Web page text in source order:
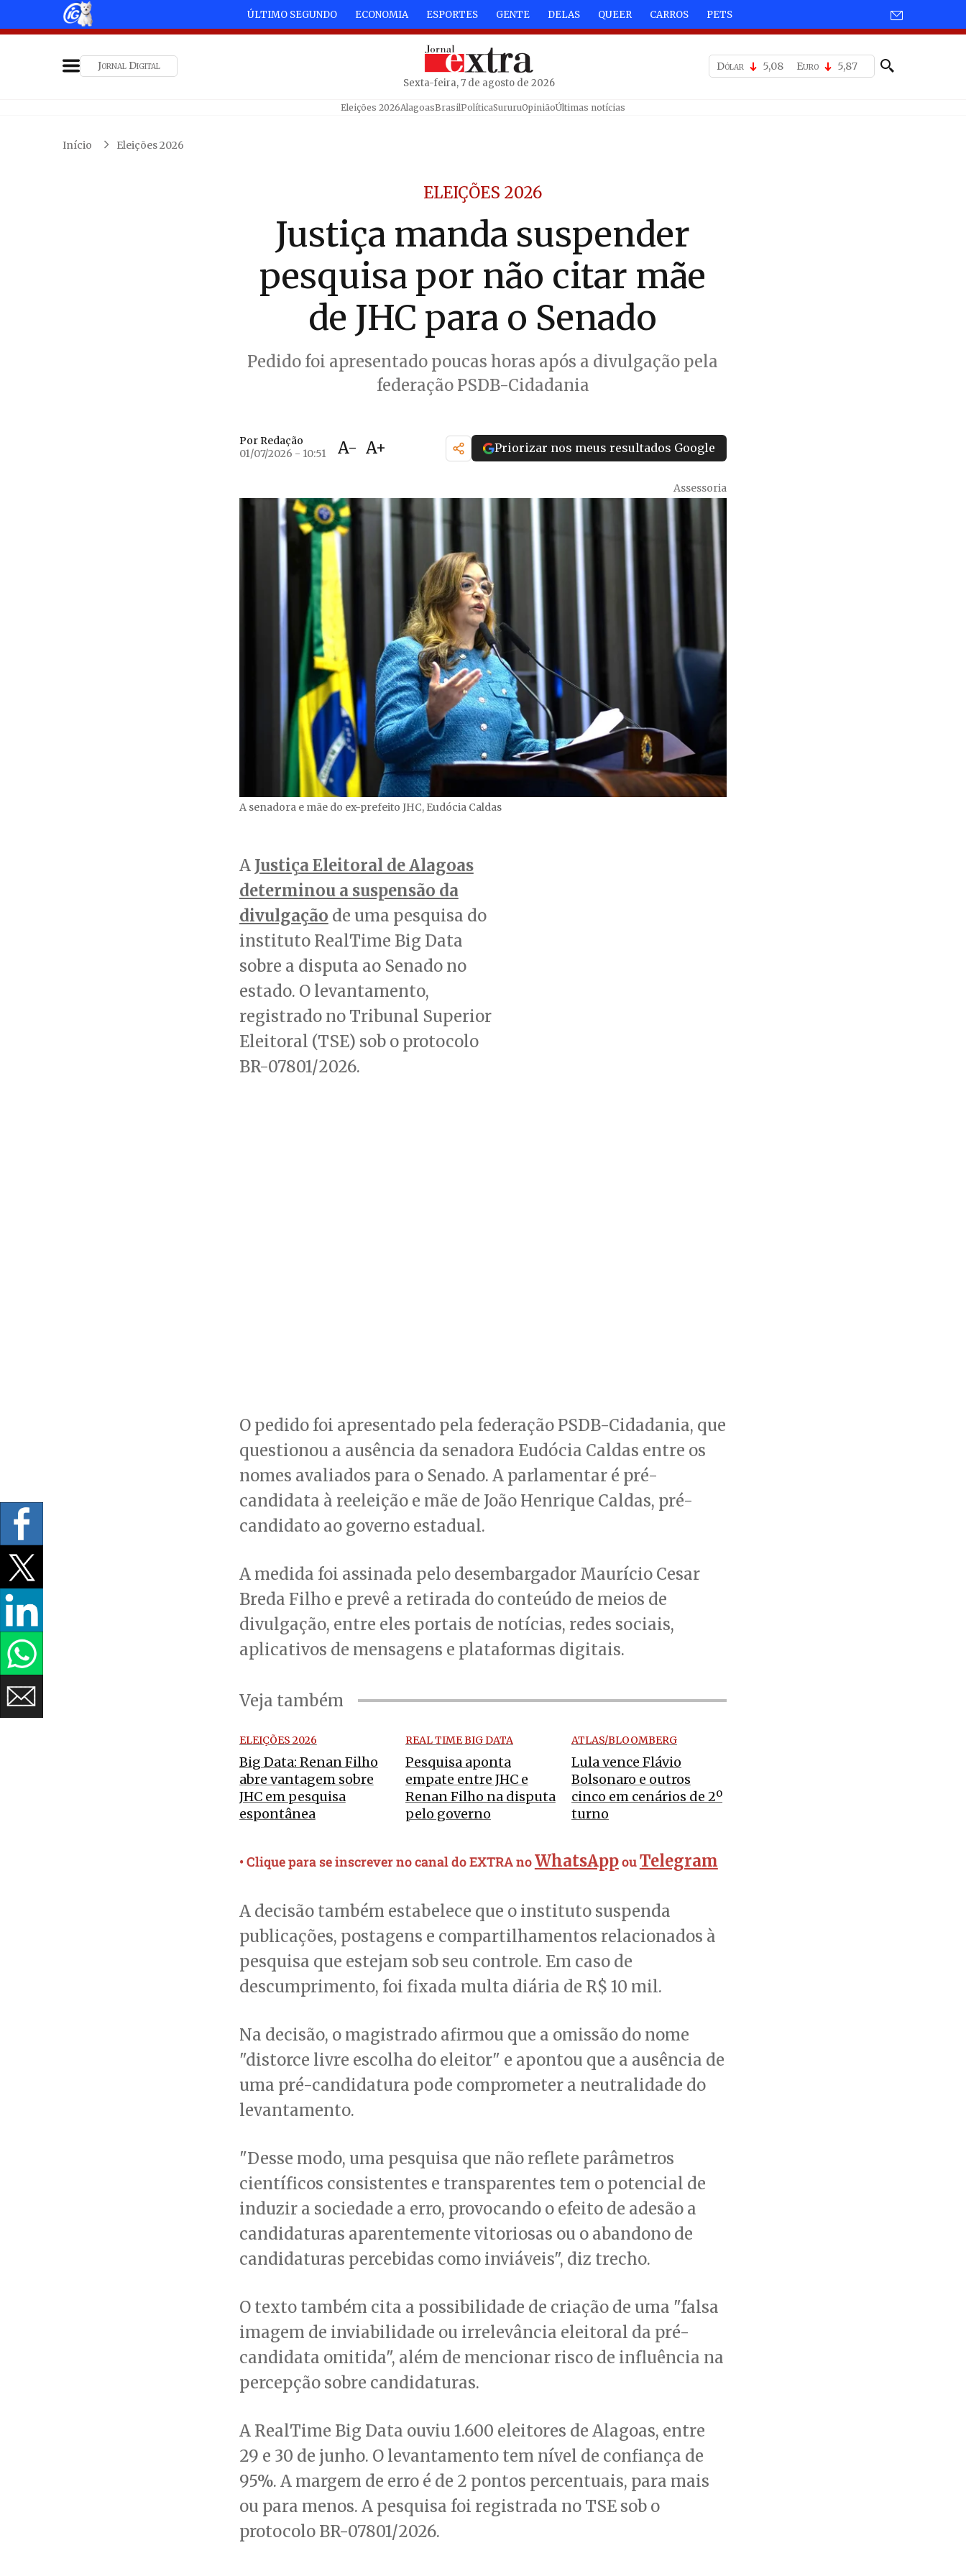
ÚLTIMO SEGUNDO ECONOMIA ESPORTES GENTE DELAS QUEER CARROS PETS
Jornal Digital
Sexta-feira, 7 de agosto de 2026
Dólar 5,08 Euro 5,87
Eleições 2026AlagoasBrasilPolíticaSururuOpiniãoÚltimas notícias
Início Eleições 2026
ELEIÇÕES 2026
Justiça manda suspender
pesquisa por não citar mãe
de JHC para o Senado
Pedido foi apresentado poucas horas após a divulgação pela
federação PSDB-Cidadania
Por Redação
01/07/2026 - 10:51
A- A+ Priorizar nos meus resultados Google
Assessoria
A senadora e mãe do ex-prefeito JHC, Eudócia Caldas
A Justiça Eleitoral de Alagoas
determinou a suspensão da
divulgação de uma pesquisa do
instituto RealTime Big Data
sobre a disputa ao Senado no
estado. O levantamento,
registrado no Tribunal Superior
Eleitoral (TSE) sob o protocolo
BR-07801/2026.
O pedido foi apresentado pela federação PSDB-Cidadania, que
questionou a ausência da senadora Eudócia Caldas entre os
nomes avaliados para o Senado. A parlamentar é pré-
candidata à reeleição e mãe de João Henrique Caldas, pré-
candidato ao governo estadual.
A medida foi assinada pelo desembargador Maurício Cesar
Breda Filho e prevê a retirada do conteúdo de meios de
divulgação, entre eles portais de notícias, redes sociais,
aplicativos de mensagens e plataformas digitais.
Veja também
ELEIÇÕES 2026
Big Data: Renan Filho
abre vantagem sobre
JHC em pesquisa
espontânea
REAL TIME BIG DATA
Pesquisa aponta
empate entre JHC e
Renan Filho na disputa
pelo governo
ATLAS/BLOOMBERG
Lula vence Flávio
Bolsonaro e outros
cinco em cenários de 2º
turno
• Clique para se inscrever no canal do EXTRA noWhatsAppouTelegram
A decisão também estabelece que o instituto suspenda
publicações, postagens e compartilhamentos relacionados à
pesquisa que estejam sob seu controle. Em caso de
descumprimento, foi fixada multa diária de R$ 10 mil.
Na decisão, o magistrado afirmou que a omissão do nome
"distorce livre escolha do eleitor" e apontou que a ausência de
uma pré-candidatura pode comprometer a neutralidade do
levantamento.
"Desse modo, uma pesquisa que não reflete parâmetros
científicos consistentes e transparentes tem o potencial de
induzir a sociedade a erro, provocando o efeito de adesão a
candidaturas aparentemente vitoriosas ou o abandono de
candidaturas percebidas como inviáveis", diz trecho.
O texto também cita a possibilidade de criação de uma "falsa
imagem de inviabilidade ou irrelevância eleitoral da pré-
candidata omitida", além de mencionar risco de influência na
percepção sobre candidaturas.
A RealTime Big Data ouviu 1.600 eleitores de Alagoas, entre
29 e 30 de junho. O levantamento tem nível de confiança de
95%. A margem de erro é de 2 pontos percentuais, para mais
ou para menos. A pesquisa foi registrada no TSE sob o
protocolo BR-07801/2026.